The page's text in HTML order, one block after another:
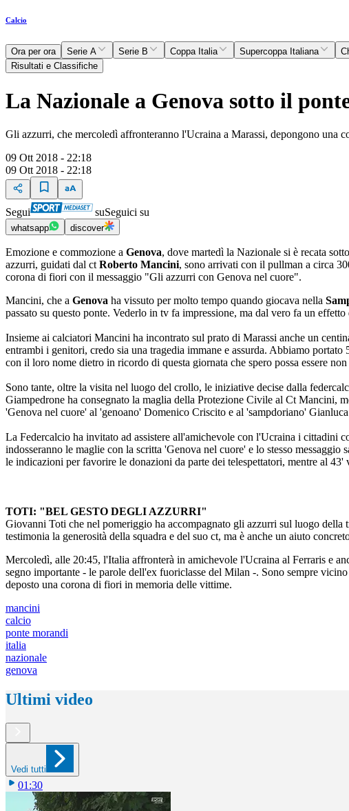
Calcio
Ora per ora Serie A Serie B Coppa Italia Supercoppa Italiana
Risultati e Classifiche
La Nazionale a Genova sotto il
Gli azzurri, che mercoledì affronteranno l'Ucraina a Marassi, depongono una
09 Ott 2018 - 22:18
09 Ott 2018 - 22:18
Segui suSeguici su
whatsapp discover
Emozione e commozione a Genova, dove martedì la Nazionale si è recata
azzurri, guidati dal ct Roberto Mancini, sono arrivati con il pullman a circa
corona di fiori con il messaggio "Gli azzurri con Genova nel cuore".
Mancini, che a Genova ha vissuto per molto tempo quando giocava nella
passato su questo ponte. Vederlo in tv fa impressione, ma dal vero fa un
Insieme ai calciatori Mancini ha incontrato sul prato di Marassi anche un
entrambi i genitori, credo sia una tragedia immane e assurda. Abbiamo
con il loro nome dietro in ricordo di questa giornata che spero possa essere
Sono tante, oltre la visita nel luogo del crollo, le iniziative decise dalla
Giampedrone ha consegnato la maglia della Protezione Civile al Ct Mancini,
'Genova nel cuore' al 'genoano' Domenico Criscito e al 'sampdoriano'
La Federcalcio ha invitato ad assistere all'amichevole con l'Ucraina i cittadini
indosseranno le maglie con la scritta 'Genova nel cuore' e lo stesso
le indicazioni per favorire le donazioni da parte dei telespettatori, mentre al
TOTI: "BEL GESTO DEGLI AZZURRI"
Giovanni Toti che nel pomeriggio ha accompagnato gli azzurri sul luogo
testimonia la generosità della squadra e del suo ct, ma è anche un aiuto
Mercoledì, alle 20:45, l'Italia affronterà in amichevole l'Ucraina al Ferraris e
segno importante - le parole dell'ex fuoriclasse del Milan -. Sono sempre
deposto una corona di fiori in memoria delle vittime.
mancini
calcio
ponte morandi
italia
nazionale
genova
Ultimi video
Vedi tutti
01:30